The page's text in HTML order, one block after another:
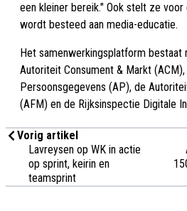
een kleiner bereik." Ook stelt ze
wordt besteed aan media-educatie.
Het samenwerkingsplatform bestaat
Autoriteit Consument & Markt
Persoonsgegevens (AP), de
(AFM) en de Rijksinspectie Digitale
Vorig artikel
Lavreysen op WK in actie
op sprint, keirin en
teamsprint